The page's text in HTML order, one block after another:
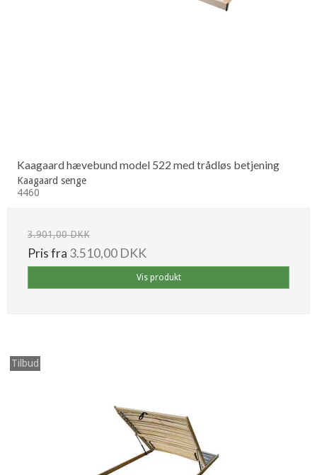
Kaagaard hævebund model 522 med trådløs betjening
Kaagaard senge
4460
3.901,00 DKK
Pris fra 3.510,00 DKK
Vis produkt
Tilbud